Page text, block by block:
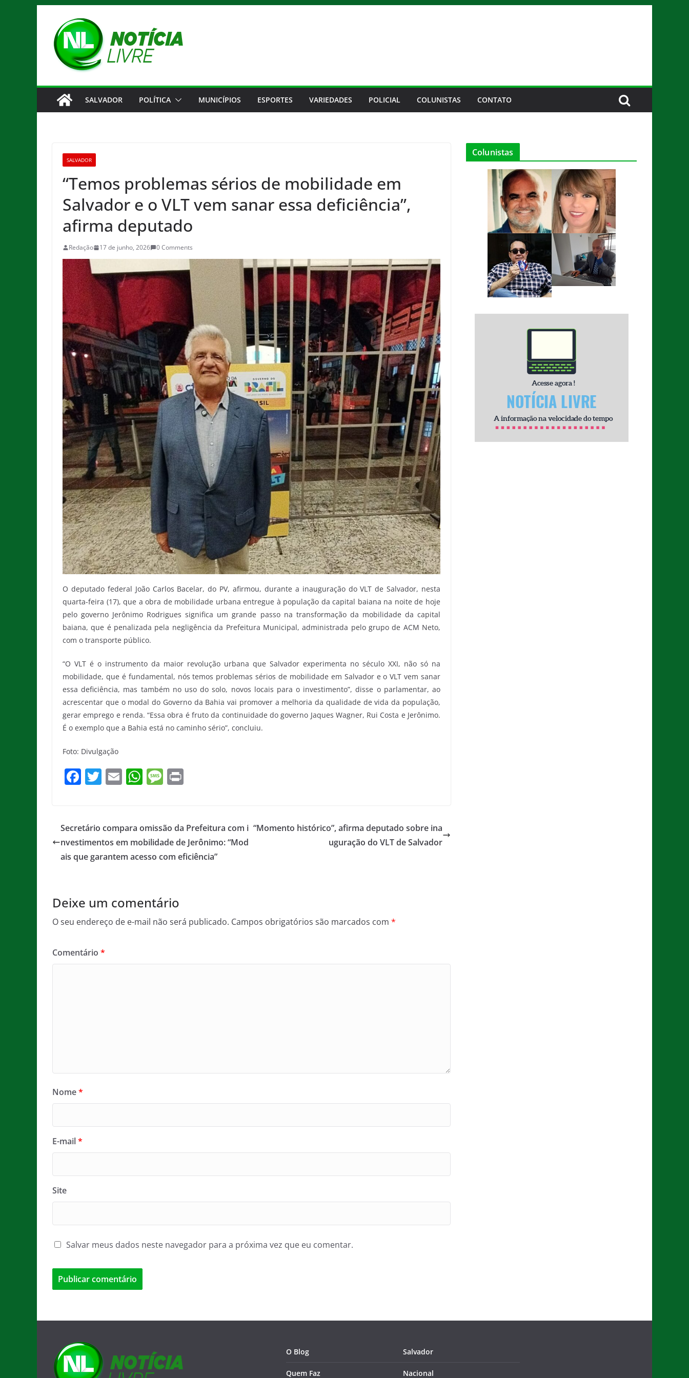
conteúdo
SALVADOR POLÍTICA MUNICÍPIOS ESPORTES VARIEDADES POLICIAL COLUNISTAS CONTATO
SALVADOR
“Temos problemas sérios de mobilidade em
Salvador e o VLT vem sanar essa deficiência”,
afirma deputado
Redação 17 de junho, 2026 0 Comments
O deputado federal João Carlos Bacelar, do PV, afirmou, durante a inauguração do VLT de Salvador, nesta
quarta-feira (17), que a obra de mobilidade urbana entregue à população da capital baiana na noite de hoje
pelo governo Jerônimo Rodrigues significa um grande passo na transformação da mobilidade da capital
baiana, que é penalizada pela negligência da Prefeitura Municipal, administrada pelo grupo de ACM Neto,
com o transporte público.
“O VLT é o instrumento da maior revolução urbana que Salvador experimenta no século XXI, não só na
mobilidade, que é fundamental, nós temos problemas sérios de mobilidade em Salvador e o VLT vem sanar
essa deficiência, mas também no uso do solo, novos locais para o investimento”, disse o parlamentar, ao
acrescentar que o modal do Governo da Bahia vai promover a melhoria da qualidade de vida da população,
gerar emprego e renda. “Essa obra é fruto da continuidade do governo Jaques Wagner, Rui Costa e Jerônimo.
É o exemplo que a Bahia está no caminho sério”, concluiu.
Foto: Divulgação
F
e
b
o
T
er
E
l
W
s
A
p
M
a
g
e
Secretário compara omissão da Prefeitura com i
nvestimentos em mobilidade de Jerônimo: “Mod
ais que garantem acesso com eficiência”
“Momento histórico”, afirma deputado sobre ina
uguração do VLT de Salvador
Deixe um comentário
O seu endereço de e-mail não será publicado. Campos obrigatórios são marcados com *
Comentário *
Nome*
E-mail*
Site
Salvar meus dados neste navegador para a próxima vez que eu comentar.
Colunistas
O Blog
Quem Faz
Salvador
Nacional